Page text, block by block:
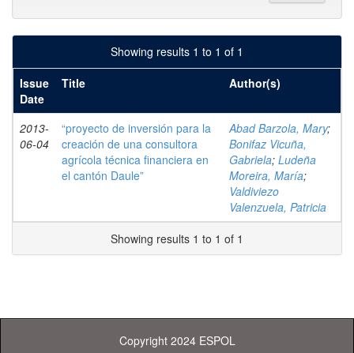
Showing results 1 to 1 of 1
Issue
Date
Title Author(s)
2013-
06-04
“proyecto de inversión para la
creación de una consultora
agrícola técnica financiera en
el cantón Daule”
Abad Barzola, Mary;
Bonifaz Vicuña,
Gabriela; Ludeña
Moreira, María;
Valdiviezo
Valenzuela, Patricia
Showing results 1 to 1 of 1
Copyright 2024 ESPOL